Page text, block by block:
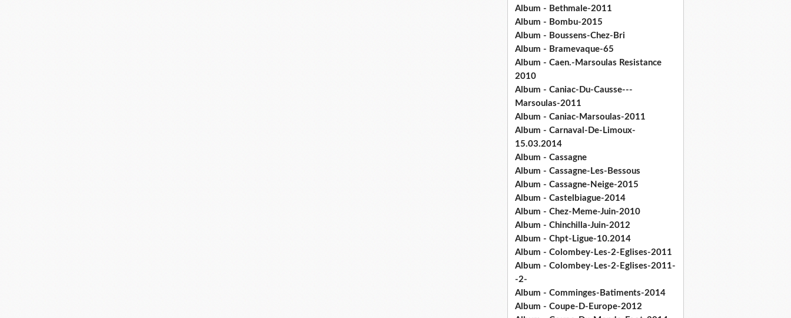
Album - Bethmale-2011
Album - Bombu-2015
Album - Boussens-Chez-Bri
Album - Bramevaque-65
Album - Caen.-Marsoulas Resistance
2010
Album - Caniac-Du-Causse---
Marsoulas-2011
Album - Caniac-Marsoulas-2011
Album - Carnaval-De-Limoux-
15.03.2014
Album - Cassagne
Album - Cassagne-Les-Bessous
Album - Cassagne-Neige-2015
Album - Castelbiague-2014
Album - Chez-Meme-Juin-2010
Album - Chinchilla-Juin-2012
Album - Chpt-Ligue-10.2014
Album - Colombey-Les-2-Eglises-2011
Album - Colombey-Les-2-Eglises-2011-
-2-
Album - Comminges-Batiments-2014
Album - Coupe-D-Europe-2012